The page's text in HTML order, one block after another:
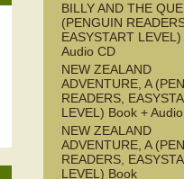
BILLY AND THE
(PENGUIN
EASYSTART
Audio CD
NEW ZEALAND
ADVENTURE, A
READERS,
LEVEL) Book +
NEW ZEALAND
ADVENTURE, A
READERS,
LEVEL) Book